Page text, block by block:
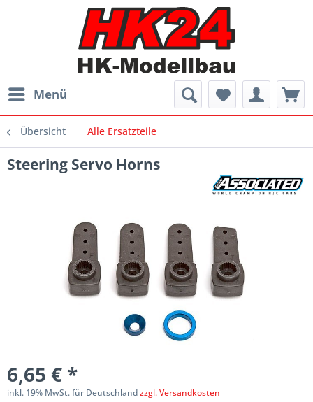
Menü
Übersicht Alle Ersatzteile
Steering Servo Horns
6,65 € *
inkl. 19% MwSt. für Deutschlandzzgl. Versandkosten